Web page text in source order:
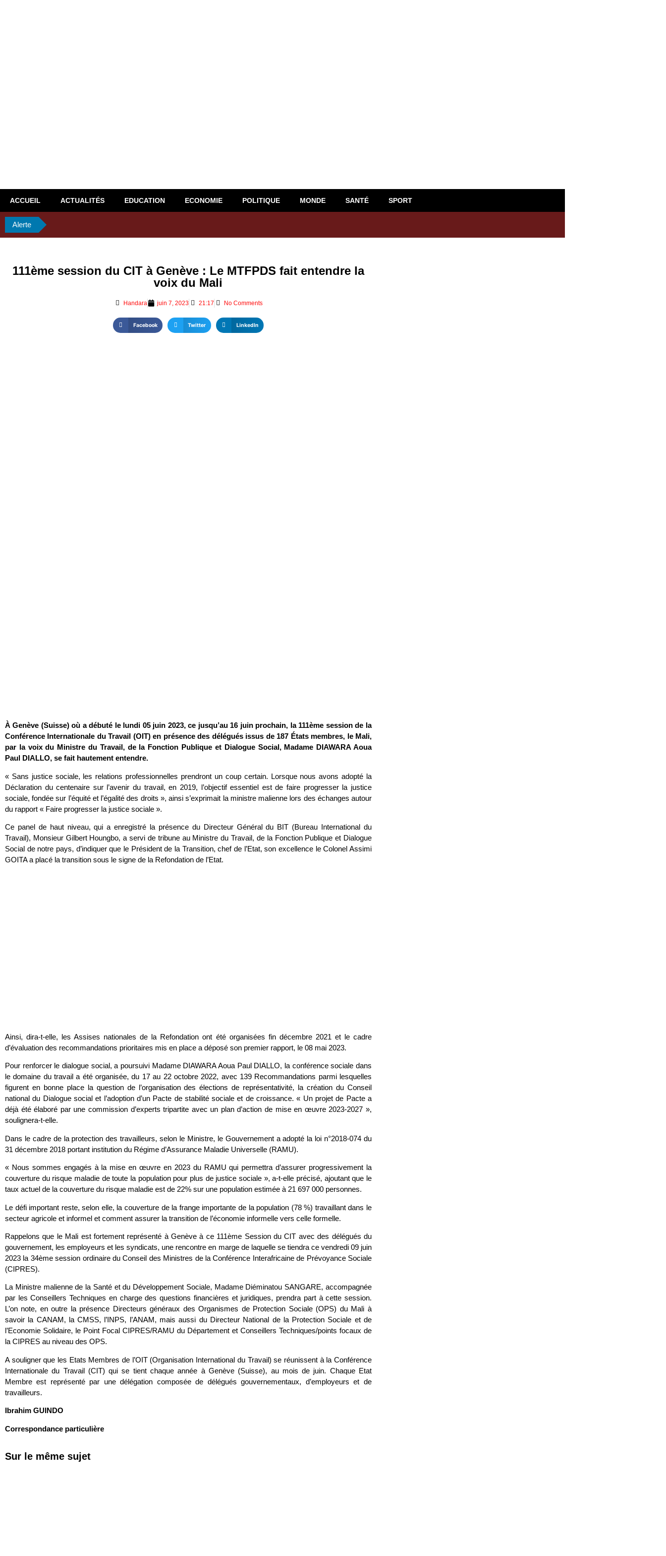
ACCUEIL ACTUALITÉS EDUCATION ECONOMIE POLITIQUE MONDE SANTÉ SPORT
Alerte
111ème session du CIT à Genève : Le MTFPDS fait entendre la
voix du Mali
Handara juin 7, 2023 21:17 No Comments
Facebook Twitter LinkedIn
À Genève (Suisse) où a débuté le lundi 05 juin 2023, ce jusqu’au 16 juin prochain, la 111ème session de la
Conférence Internationale du Travail (OIT) en présence des délégués issus de 187 États membres, le Mali,
par la voix du Ministre du Travail, de la Fonction Publique et Dialogue Social, Madame DIAWARA Aoua
Paul DIALLO, se fait hautement entendre.
« Sans justice sociale, les relations professionnelles prendront un coup certain. Lorsque nous avons adopté la
Déclaration du centenaire sur l’avenir du travail, en 2019, l’objectif essentiel est de faire progresser la justice
sociale, fondée sur l’équité et l’égalité des droits », ainsi s’exprimait la ministre malienne lors des échanges autour
du rapport « Faire progresser la justice sociale ».
Ce panel de haut niveau, qui a enregistré la présence du Directeur Général du BIT (Bureau International du
Travail), Monsieur Gilbert Houngbo, a servi de tribune au Ministre du Travail, de la Fonction Publique et Dialogue
Social de notre pays, d’indiquer que le Président de la Transition, chef de l’Etat, son excellence le Colonel Assimi
GOITA a placé la transition sous le signe de la Refondation de l’Etat.
Ainsi, dira-t-elle, les Assises nationales de la Refondation ont été organisées fin décembre 2021 et le cadre
d’évaluation des recommandations prioritaires mis en place a déposé son premier rapport, le 08 mai 2023.
Pour renforcer le dialogue social, a poursuivi Madame DIAWARA Aoua Paul DIALLO, la conférence sociale dans
le domaine du travail a été organisée, du 17 au 22 octobre 2022, avec 139 Recommandations parmi lesquelles
figurent en bonne place la question de l’organisation des élections de représentativité, la création du Conseil
national du Dialogue social et l’adoption d’un Pacte de stabilité sociale et de croissance. « Un projet de Pacte a
déjà été élaboré par une commission d’experts tripartite avec un plan d’action de mise en œuvre 2023-2027 »,
soulignera-t-elle.
Dans le cadre de la protection des travailleurs, selon le Ministre, le Gouvernement a adopté la loi n°2018-074 du
31 décembre 2018 portant institution du Régime d’Assurance Maladie Universelle (RAMU).
« Nous sommes engagés à la mise en œuvre en 2023 du RAMU qui permettra d’assurer progressivement la
couverture du risque maladie de toute la population pour plus de justice sociale », a-t-elle précisé, ajoutant que le
taux actuel de la couverture du risque maladie est de 22% sur une population estimée à 21 697 000 personnes.
Le défi important reste, selon elle, la couverture de la frange importante de la population (78 %) travaillant dans le
secteur agricole et informel et comment assurer la transition de l’économie informelle vers celle formelle.
Rappelons que le Mali est fortement représenté à Genève à ce 111ème Session du CIT avec des délégués du
gouvernement, les employeurs et les syndicats, une rencontre en marge de laquelle se tiendra ce vendredi 09 juin
2023 la 34ème session ordinaire du Conseil des Ministres de la Conférence Interafricaine de Prévoyance Sociale
(CIPRES).
La Ministre malienne de la Santé et du Développement Sociale, Madame Diéminatou SANGARE, accompagnée
par les Conseillers Techniques en charge des questions financières et juridiques, prendra part à cette session.
L’on note, en outre la présence Directeurs généraux des Organismes de Protection Sociale (OPS) du Mali à
savoir la CANAM, la CMSS, l’INPS, l’ANAM, mais aussi du Directeur National de la Protection Sociale et de
l’Economie Solidaire, le Point Focal CIPRES/RAMU du Département et Conseillers Techniques/points focaux de
la CIPRES au niveau des OPS.
A souligner que les Etats Membres de l’OIT (Organisation International du Travail) se réunissent à la Conférence
Internationale du Travail (CIT) qui se tient chaque année à Genève (Suisse), au mois de juin. Chaque Etat
Membre est représenté par une délégation composée de délégués gouvernementaux, d’employeurs et de
travailleurs.
Ibrahim GUINDO
Correspondance particulière
Sur le même sujet